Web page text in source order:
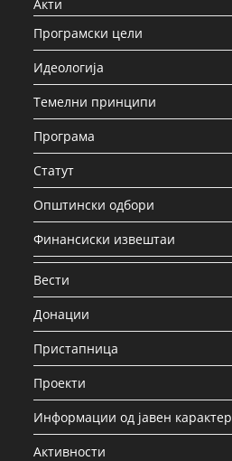
Акти
Програмски цели
Идеологија
Темелни принципи
Програма
Статут
Општински одбори
Финансиски извештаи
Вести
Донации
Пристапница
Проекти
Информации од јавен карактер
Активности